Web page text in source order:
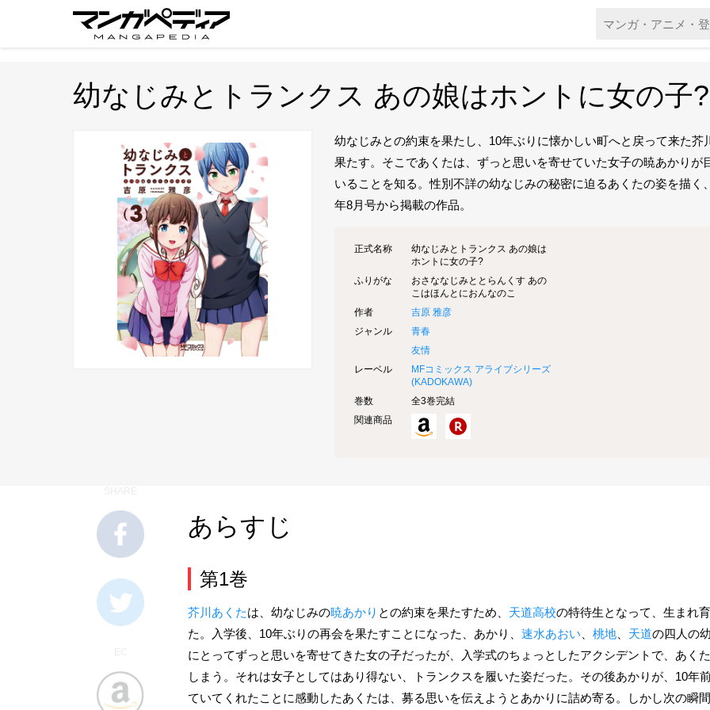
幼なじみとトランクス あの娘はホントに女の子?
幼なじみとの約束を果たし、10年ぶりに懐かしい町へと戻って来た
果たす。そこであくたは、ずっと思いを寄せていた女子の暁あかり
いることを知る。性別不詳の幼なじみの秘密に迫るあくたの姿を描
年8月号から掲載の作品。
正式名称
幼なじみとトランクス あの娘は
ホントに女の子?
ふりがな
おさななじみととらんくす あの
こはほんとにおんなのこ
作者
吉原 雅彦
ジャンル
青春
友情
レーベル
MFコミックス アライブシリーズ
(KADOKAWA)
巻数
全3巻完結
関連商品
あらすじ
第1巻
芥川あくたは、幼なじみの暁あかり との約束を果たすため、 天道高校の特待生となって、生まれ
た。入学後、10年ぶりの再会を果たすことになった、あかり、 速水あおい 桃地 天道の四人の
にとってずっと思いを寄せてきた女の子だったが、入学式のちょっとしたアクシデントで、あく
しまう。それは女子としてはあり得ない、トランクスを履いた姿だった。その後あかりが、10年
ていてくれたことに感動したあくたは、募る思いを伝えようとあかりに詰め寄る。しかし次の瞬